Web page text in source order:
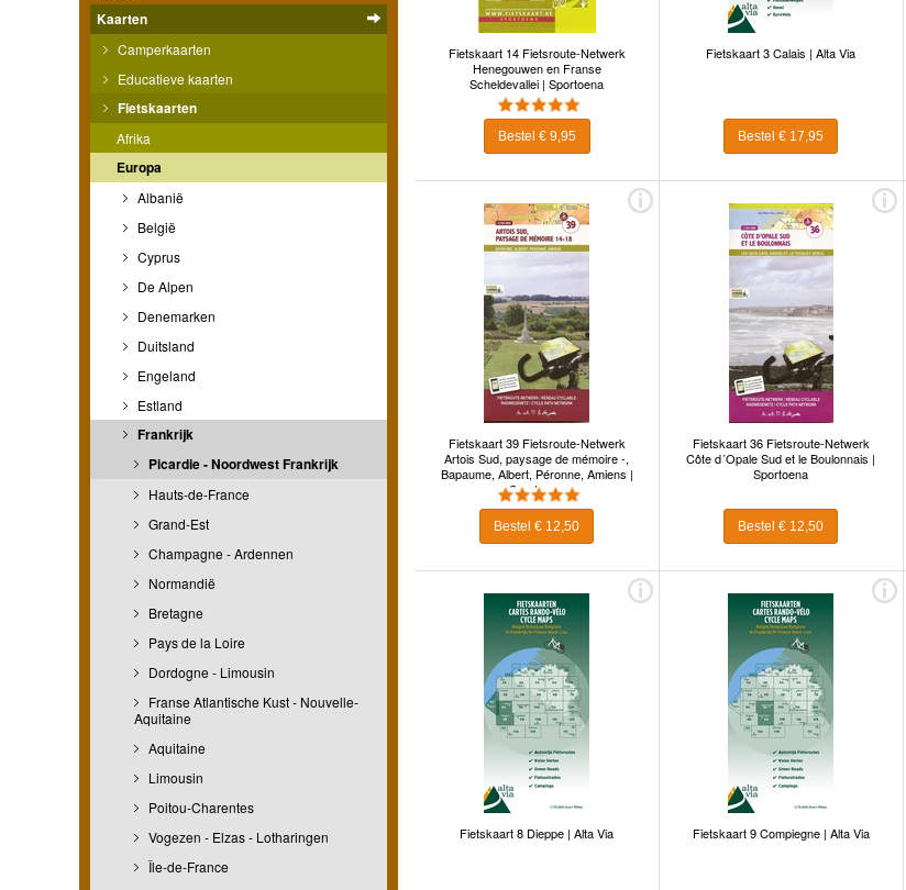
Kaarten
Camperkaarten
Educatieve kaarten
Fietskaarten
Afrika
Europa
Albanië
België
Cyprus
De Alpen
Denemarken
Duitsland
Engeland
Estland
Frankrijk
Picardie - Noordwest Frankrijk
Hauts-de-France
Grand-Est
Champagne - Ardennen
Normandië
Bretagne
Pays de la Loire
Dordogne - Limousin
Franse Atlantische Kust - Nouvelle-
Aquitaine
Aquitaine
Limousin
Poitou-Charentes
Vogezen - Elzas - Lotharingen
Île-de-France
Fietskaart 14 Fietsroute-Netwerk
Henegouwen en Franse
Scheldevallei | Sportoena
Bestel € 9,95
Fietskaart 3 Calais | Alta Via
Bestel € 17,95
Fietskaart 39 Fietsroute-Netwerk
Artois Sud, paysage de mémoire -,
Bapaume, Albert, Péronne, Amiens |
Sportoena
Bestel € 12,50
Fietskaart 36 Fietsroute-Netwerk
Côte d´Opale Sud et le Boulonnais |
Sportoena
Bestel € 12,50
Fietskaart 8 Dieppe | Alta Via Fietskaart 9 Compiegne | Alta Via